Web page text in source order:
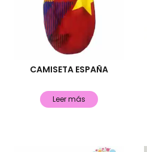
CAMISETA ESPAÑA
Leer más